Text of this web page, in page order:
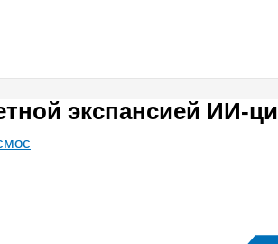
экспансией ИИ-